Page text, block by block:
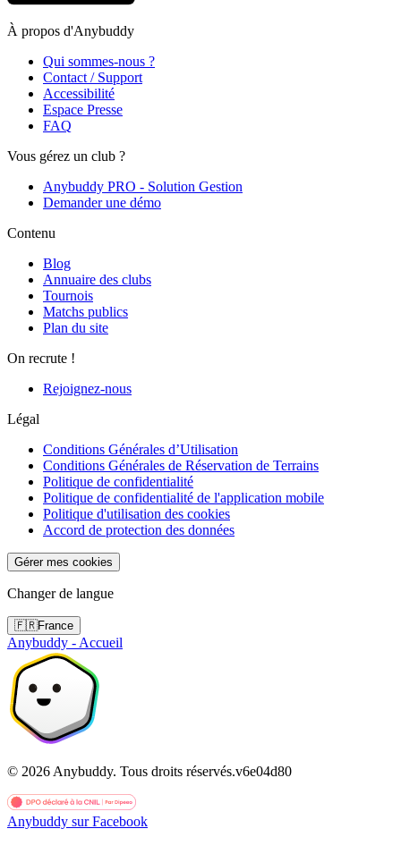
À propos d'Anybuddy
Qui sommes-nous ?
Contact / Support
Accessibilité
Espace Presse
FAQ
Vous gérez un club ?
Anybuddy PRO - Solution Gestion
Demander une démo
Contenu
Blog
Annuaire des clubs
Tournois
Matchs publics
Plan du site
On recrute !
Rejoignez-nous
Légal
Conditions Générales d’Utilisation
Conditions Générales de Réservation de Terrains
Politique de confidentialité
Politique de confidentialité de l'application mobile
Politique d'utilisation des cookies
Accord de protection des données
Gérer mes cookies
Changer de langue
🇫🇷France
Anybuddy - Accueil
© 2026 Anybuddy. Tous droits réservés.v6e04d80
Anybuddy sur Facebook